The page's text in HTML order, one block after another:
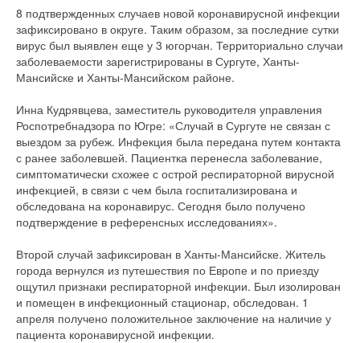
8 подтвержденных случаев новой коронавирусной инфекции
зафиксировано в округе. Таким образом, за последние сутки
вирус был выявлен еще у 3 югорчан. Территориально случаи
заболеваемости зарегистрированы в Сургуте, Ханты-
Мансийске и Ханты-Мансийском районе.
Инна Кудрявцева, заместитель руководителя управления
Роспотребнадзора по Югре: «Случай в Сургуте не связан с
выездом за рубеж. Инфекция была передана путем контакта
с ранее заболевшей. Пациентка перенесла заболевание,
симптоматически схожее с острой респираторной вирусной
инфекцией, в связи с чем была госпитализирована и
обследована на коронавирус. Сегодня было получено
подтверждение в референсных исследованиях».
Второй случай зафиксирован в Ханты-Мансийске. Житель
города вернулся из путешествия по Европе и по приезду
ощутил признаки респираторной инфекции. Был изолирован
и помещен в инфекционный стационар, обследован. 1
апреля получено положительное заключение на наличие у
пациента коронавирусной инфекции.